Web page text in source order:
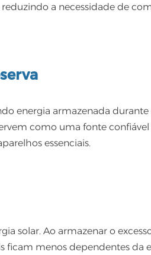
a necessidade de
energia armazenada
como uma fonte
essenciais.
solar. Ao armazenar o
ficam menos dependentes da